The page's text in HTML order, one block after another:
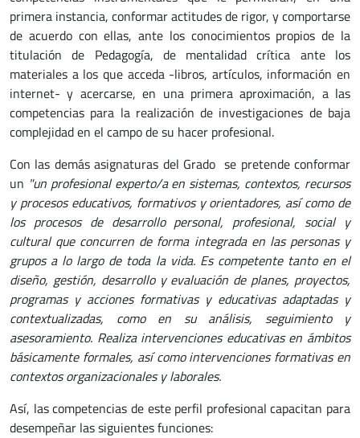
primera instancia, conformar actitudes de rigor, y comportarse
de acuerdo con ellas, ante los conocimientos propios de la
titulación de Pedagogía, de mentalidad crítica ante los
materiales a los que acceda -libros, artículos, información en
internet- y acercarse, en una primera aproximación, a las
competencias para la realización de investigaciones de baja
complejidad en el campo de su hacer profesional.
Con las demás asignaturas del Grado se pretende conformar
un "un profesional experto/a en sistemas, contextos, recursos
y procesos educativos, formativos y orientadores, así como de
los procesos de desarrollo personal, profesional, social y
cultural que concurren de forma integrada en las personas y
grupos a lo largo de toda la vida. Es competente tanto en el
diseño, gestión, desarrollo y evaluación de planes, proyectos,
programas y acciones formativas y educativas adaptadas y
contextualizadas, como en su análisis, seguimiento y
asesoramiento. Realiza intervenciones educativas en ámbitos
básicamente formales, así como intervenciones formativas en
contextos organizacionales y laborales.
Así, las competencias de este perfil profesional capacitan para
desempeñar las siguientes funciones: